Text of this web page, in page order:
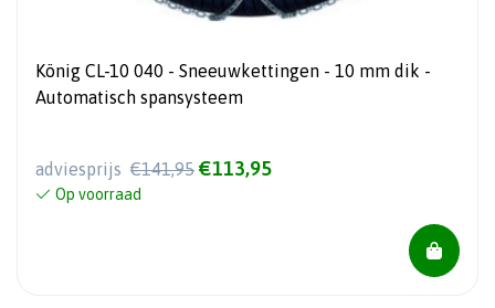
König CL-10 040 - Sneeuwkettingen - 10 mm dik -
Automatisch spansysteem
adviesprijs €141,95 €113,95
Op voorraad